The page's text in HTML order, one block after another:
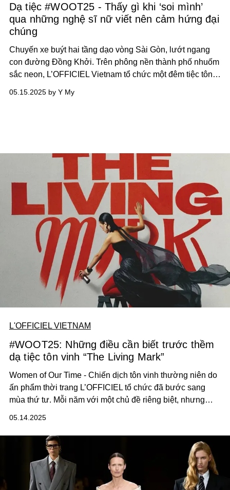
Dạ tiệc #WOOT25 - Thấy gì khi ‘soi mình’
qua những nghệ sĩ nữ viết nên cảm hứng đại
chúng
Chuyến xe buýt hai tầng dạo vòng Sài Gòn, lướt ngang
con đường Đồng Khởi. Trên phông nền thành phố nhuốm
sắc neon, L’OFFICIEL Vietnam tổ chức một đêm tiệc tôn
nữ biểu tượng - những người đã góp màu cho bức tranh
05.15.2025 by Y My
L'OFFICIEL VIETNAM
#WOOT25: Những điều cần biết trước thềm
dạ tiệc tôn vinh “The Living Mark”
Women of Our Time - Chiến dịch tôn vinh thường niên do
ấn phẩm thời trang L’OFFICIEL tổ chức đã bước sang
mùa thứ tư. Mỗi năm với một chủ đề riêng biệt, nhưng
nữ trong nhiều lĩnh vực khác nhau. Đến với năm 2025 và
chủ đề “The Living Mark”, Women of Our Time sẽ đưa lên
bục vinh danh những người phụ nữ đang để lại dấu ấn
khó quên trong nền văn hóa đại chúng, trong ngành giải
trí, thời trang, làm đẹp và cả ngành nghệ thuật và hoạt
05.14.2025